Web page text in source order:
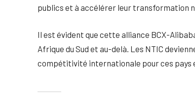
publics et à accélérer leur transformation
Il est évident que cette alliance BCX-
Afrique du Sud et au-delà. Les NTIC
compétitivité internationale pour ces pays